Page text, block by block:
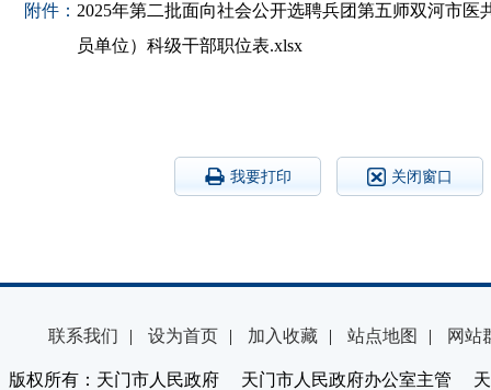
附件： 2025年第二批面向社会公开选聘兵团第五师双河市医
员单位）科级干部职位表.xlsx
我要打印 关闭窗口
联系我们 | 设为首页 | 加入收藏 | 站点地图 | 网站
版权所有：天门市人民政府 天门市人民政府办公室主管 天